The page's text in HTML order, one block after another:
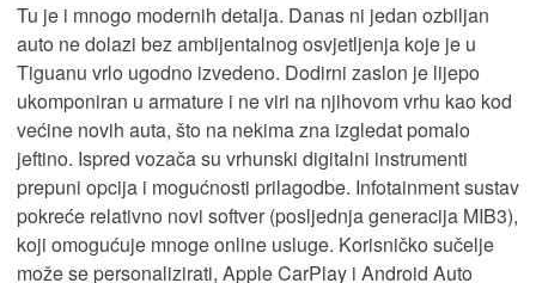
Tu je i mnogo modernih detalja. Danas ni jedan ozbiljan
auto ne dolazi bez ambijentalnog osvjetljenja koje je u
Tiguanu vrlo ugodno izvedeno. Dodirni zaslon je lijepo
ukomponiran u armature i ne viri na njihovom vrhu kao kod
većine novih auta, što na nekima zna izgledat pomalo
jeftino. Ispred vozača su vrhunski digitalni instrumenti
prepuni opcija i mogućnosti prilagodbe. Infotainment sustav
pokreće relativno novi softver (posljednja generacija MIB3),
koji omogućuje mnoge online usluge. Korisničko sučelje
može se personalizirati, Apple CarPlay i Android Auto